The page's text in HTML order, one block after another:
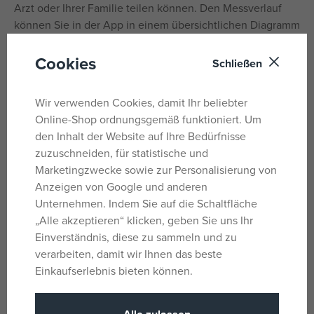
Arzt oder Ihrer Familie teilen können. Den Messverlauf
können Sie in der App in einem übersichtlichen Diagramm
praktisch und reisetauglich. Im Lieferumfang ist auch eine
Messung mit einer Genauigkeit von 0,1 °C – Dank
Infrarottechnologie und speziellen Sensoren kann das
Thermometer die Temperatur sehr genau messen, mit
einer maximalen Abweichung von 0,1 °C.
Zwei Modi zur Körpertemperaturmessung – Für höchste
Genauigkeit können Sie sowohl die Stirnmessung als
auch, dank des Magnetsensors, die Ohrmessung
verwenden.
Temperaturmessung von Gegenständen und
Flüssigkeiten – Mit dem Thermometer können Sie auch
die Temperatur von Gegenständen oder Flüssigkeiten
Cookies Schließen
Wir verwenden Cookies, damit Ihr beliebter
Online-Shop ordnungsgemäß funktioniert. Um
den Inhalt der Website auf Ihre Bedürfnisse
zuzuschneiden, für statistische und
Marketingzwecke sowie zur Personalisierung von
Anzeigen von Google und anderen
Unternehmen. Indem Sie auf die Schaltfläche
„Alle akzeptieren“ klicken, geben Sie uns Ihr
Einverständnis, diese zu sammeln und zu
verarbeiten, damit wir Ihnen das beste
Einkaufserlebnis bieten können.